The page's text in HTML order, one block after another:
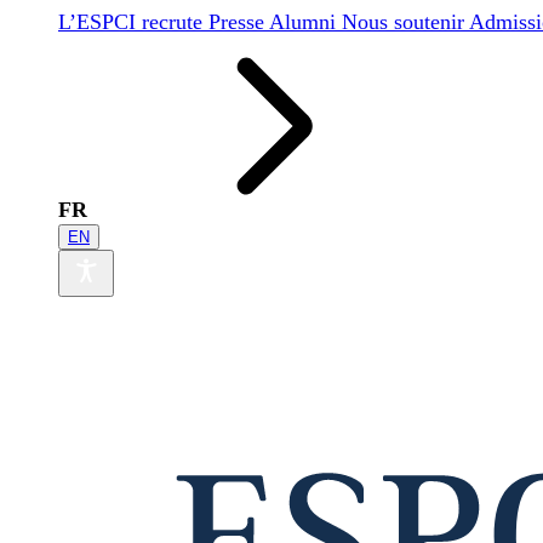
L’ESPCI recrute Presse Alumni Nous soutenir
FR
EN